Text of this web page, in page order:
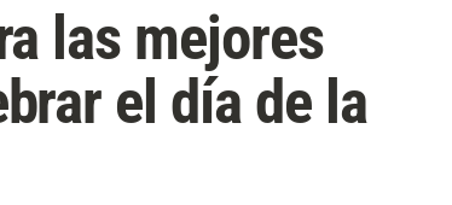
las mejores
el día de la